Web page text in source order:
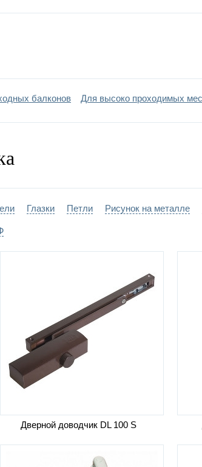
балконов Для высоко проходимых
Глазки Петли Рисунок на металле
Дверной доводчик DL 100 S